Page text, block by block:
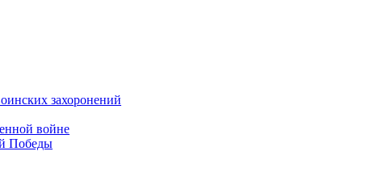
захоронений
войне
Победы